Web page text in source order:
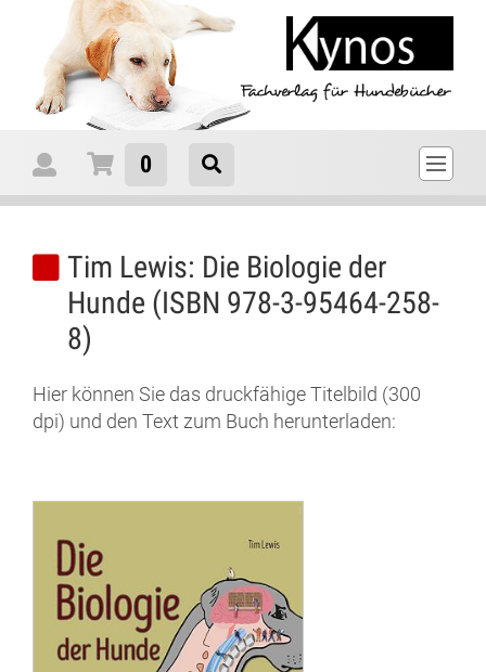
Tim Lewis: Die Biologie der
Hunde (ISBN 978-3-95464-258-
8)
Hier können Sie das druckfähige Titelbild (300
dpi) und den Text zum Buch herunterladen:
0